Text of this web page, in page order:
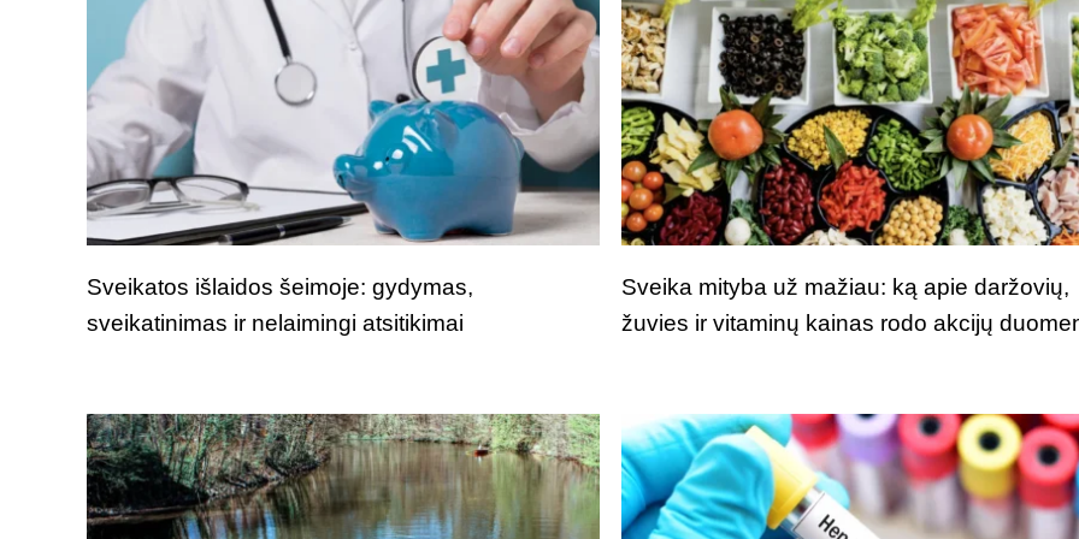
Sveikatos išlaidos šeimoje: gydymas,
sveikatinimas ir nelaimingi atsitikimai
Sveika mityba už mažiau: ką apie daržovių,
žuvies ir vitaminų kainas rodo akcijų